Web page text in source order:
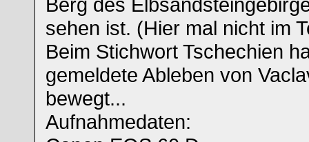
sehen ist. (Hier mal nicht im
Beim Stichwort Tschechien
gemeldete Ableben von
bewegt...
Aufnahmedaten: